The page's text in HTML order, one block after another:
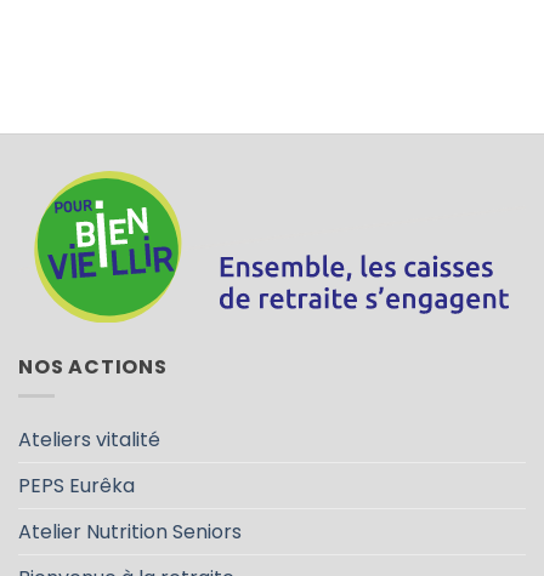
NOS ACTIONS
Ateliers vitalité
PEPS Eurêka
Atelier Nutrition Seniors